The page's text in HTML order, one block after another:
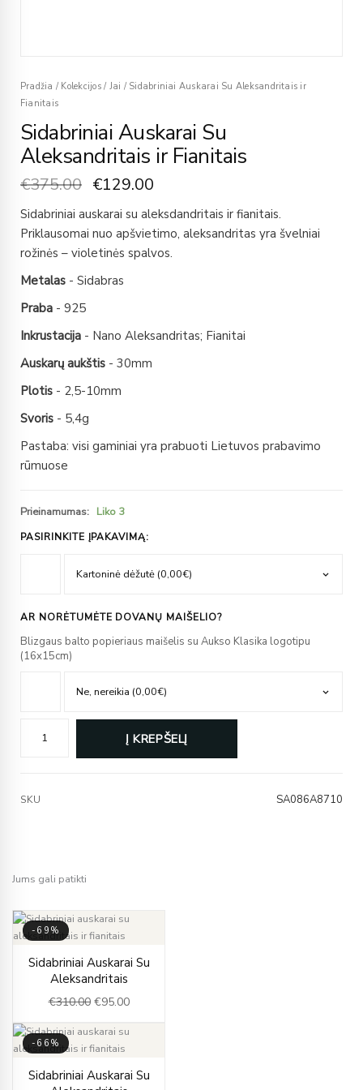
Pradžia / Kolekcijos / Jai /Sidabriniai Auskarai Su Aleksandritais ir
Fianitais
Sidabriniai Auskarai Su
Aleksandritais ir Fianitais
€375.00 €129.00
Sidabriniai auskarai su aleksdandritais ir fianitais.
Priklausomai nuo apšvietimo, aleksandritas yra švelniai
rožinės – violetinės spalvos.
Metalas - Sidabras
Praba - 925
Inkrustacija - Nano Aleksandritas; Fianitai
Auskarų aukštis - 30mm
Plotis - 2,5-10mm
Svoris - 5,4g
Pastaba: visi gaminiai yra prabuoti Lietuvos prabavimo
rūmuose
Prieinamumas: Liko 3
PASIRINKITE ĮPAKAVIMĄ:
AR NORĖTUMĖTE DOVANŲ MAIŠELIO?
Blizgaus balto popieriaus maišelis su Aukso Klasika logotipu
(16x15cm)
Į KREPŠELĮ
SKU SA086A8710
Jums gali patikti
-69%
Sidabriniai Auskarai Su
Aleksandritais
€310.00
price
was:
€310.00.
€95.00
price
€95.00.
-66%
Sidabriniai Auskarai Su
price
price